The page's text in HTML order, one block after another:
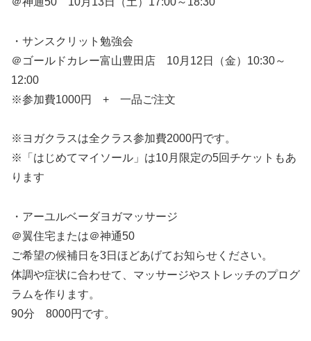
・サンスクリット勉強会
＠ゴールドカレー富山豊田店 10月12日（金）10:30～
12:00
※参加費1000円 + 一品ご注文
※ヨガクラスは全クラス参加費2000円です。
※「はじめてマイソール」は10月限定の5回チケットもあ
ります
・アーユルベーダヨガマッサージ
＠翼住宅または＠神通50
ご希望の候補日を3日ほどあげてお知らせください。
体調や症状に合わせて、マッサージやストレッチのプログ
ラムを作ります。
90分 8000円です。